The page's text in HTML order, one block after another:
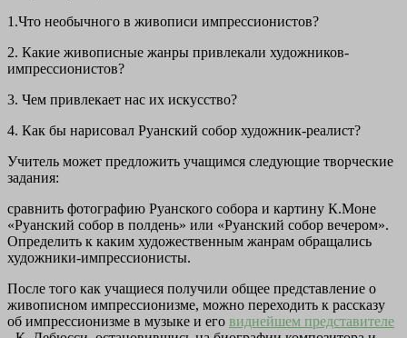
1.Что необычного в живописи импрессионистов?
2. Какие живописные жанры привлекали художников-
импрессионистов?
3. Чем привлекает нас их искусство?
4. Как бы нарисовал Руанский собор художник-реалист?
Учитель может предложить учащимся следующие творческие
задания:
сравнить фотографию Руанского собора и картину К.Моне
«Руанский собор в полдень» или «Руанский собор вечером».
Определить к каким художественным жанрам обращались
художники-импрессионисты.
После того как учащиеся получили общее представление о
живописном импрессионизме, можно переходить к рассказу
об импрессионизме в музыке и его виднейшем представителе